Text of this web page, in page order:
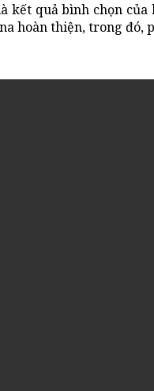
kết quả bình chọn
hoàn thiện, trong